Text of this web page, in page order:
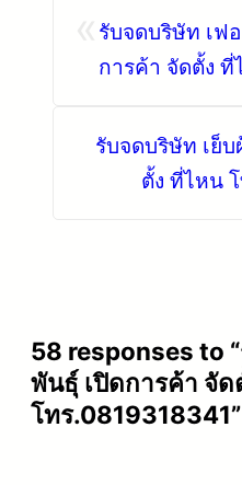
รับจดบริษัท เฟ
การค้า จัดตั้ง ที่
รับจดบริษัท เย็
ตั้ง ที่ไหน
58 responses to
พันธุ์ เปิดการค้า จั
โทร.0819318341”